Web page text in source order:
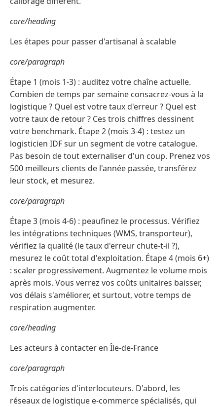
core/heading
Les étapes pour passer d'artisanal à scalable
core/paragraph
Étape 1 (mois 1-3) : auditez votre chaîne actuelle.
Combien de temps par semaine consacrez-vous à la
logistique ? Quel est votre taux d'erreur ? Quel est
votre taux de retour ? Ces trois chiffres dessinent
votre benchmark. Étape 2 (mois 3-4) : testez un
logisticien IDF sur un segment de votre catalogue.
Pas besoin de tout externaliser d'un coup. Prenez vos
500 meilleurs clients de l'année passée, transférez
leur stock, et mesurez.
core/paragraph
Étape 3 (mois 4-6) : peaufinez le processus. Vérifiez
les intégrations techniques (WMS, transporteur),
vérifiez la qualité (le taux d'erreur chute-t-il ?),
mesurez le coût total d'exploitation. Étape 4 (mois 6+)
: scaler progressivement. Augmentez le volume mois
après mois. Vous verrez vos coûts unitaires baisser,
vos délais s'améliorer, et surtout, votre temps de
respiration augmenter.
core/heading
Les acteurs à contacter en Île-de-France
core/paragraph
Trois catégories d'interlocuteurs. D'abord, les
réseaux de logistique e-commerce spécialisés, qui